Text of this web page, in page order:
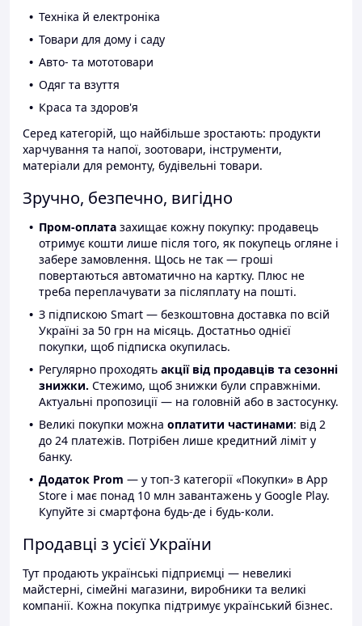
Техніка й електроніка
Товари для дому і саду
Авто- та мототовари
Одяг та взуття
Краса та здоров'я
Серед категорій, що найбільше зростають: продукти
харчування та напої, зоотовари, інструменти,
матеріали для ремонту, будівельні товари.
Зручно, безпечно, вигідно
Пром-оплата захищає кожну покупку: продавець
отримує кошти лише після того, як покупець огляне і
забере замовлення. Щось не так — гроші
повертаються автоматично на картку. Плюс не
треба переплачувати за післяплату на пошті.
З підпискою Smart — безкоштовна доставка по всій
Україні за 50 грн на місяць. Достатньо однієї
покупки, щоб підписка окупилась.
Регулярно проходять акції від продавців та сезонні
знижки. Стежимо, щоб знижки були справжніми.
Актуальні пропозиції — на головній або в застосунку.
Великі покупки можна оплатити частинами: від 2
до 24 платежів. Потрібен лише кредитний ліміт у
банку.
Додаток Prom — у топ-3 категорії «Покупки» в App
Store і має понад 10 млн завантажень у Google Play.
Купуйте зі смартфона будь-де і будь-коли.
Продавці з усієї України
Тут продають українські підприємці — невеликі
майстерні, сімейні магазини, виробники та великі
компанії. Кожна покупка підтримує український бізнес.